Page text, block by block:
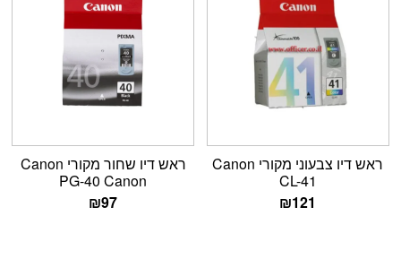
ראש דיו צבעוני מקורי Canon
CL-41
₪121
ראש דיו שחור מקורי Canon
PG-40 Canon
₪97